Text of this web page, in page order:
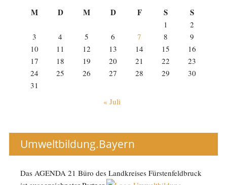
M D M D F S S
1
2
3
4 5 6 7 8
9
10
11 12 13 14 15
16
17
18 19 20 21 22
23
24
25 26 27 28 29
30
31
« Juli
Umweltbildung.Bayern
Das AGENDA 21 Büro des Landkreises Fürstenfeldbruck